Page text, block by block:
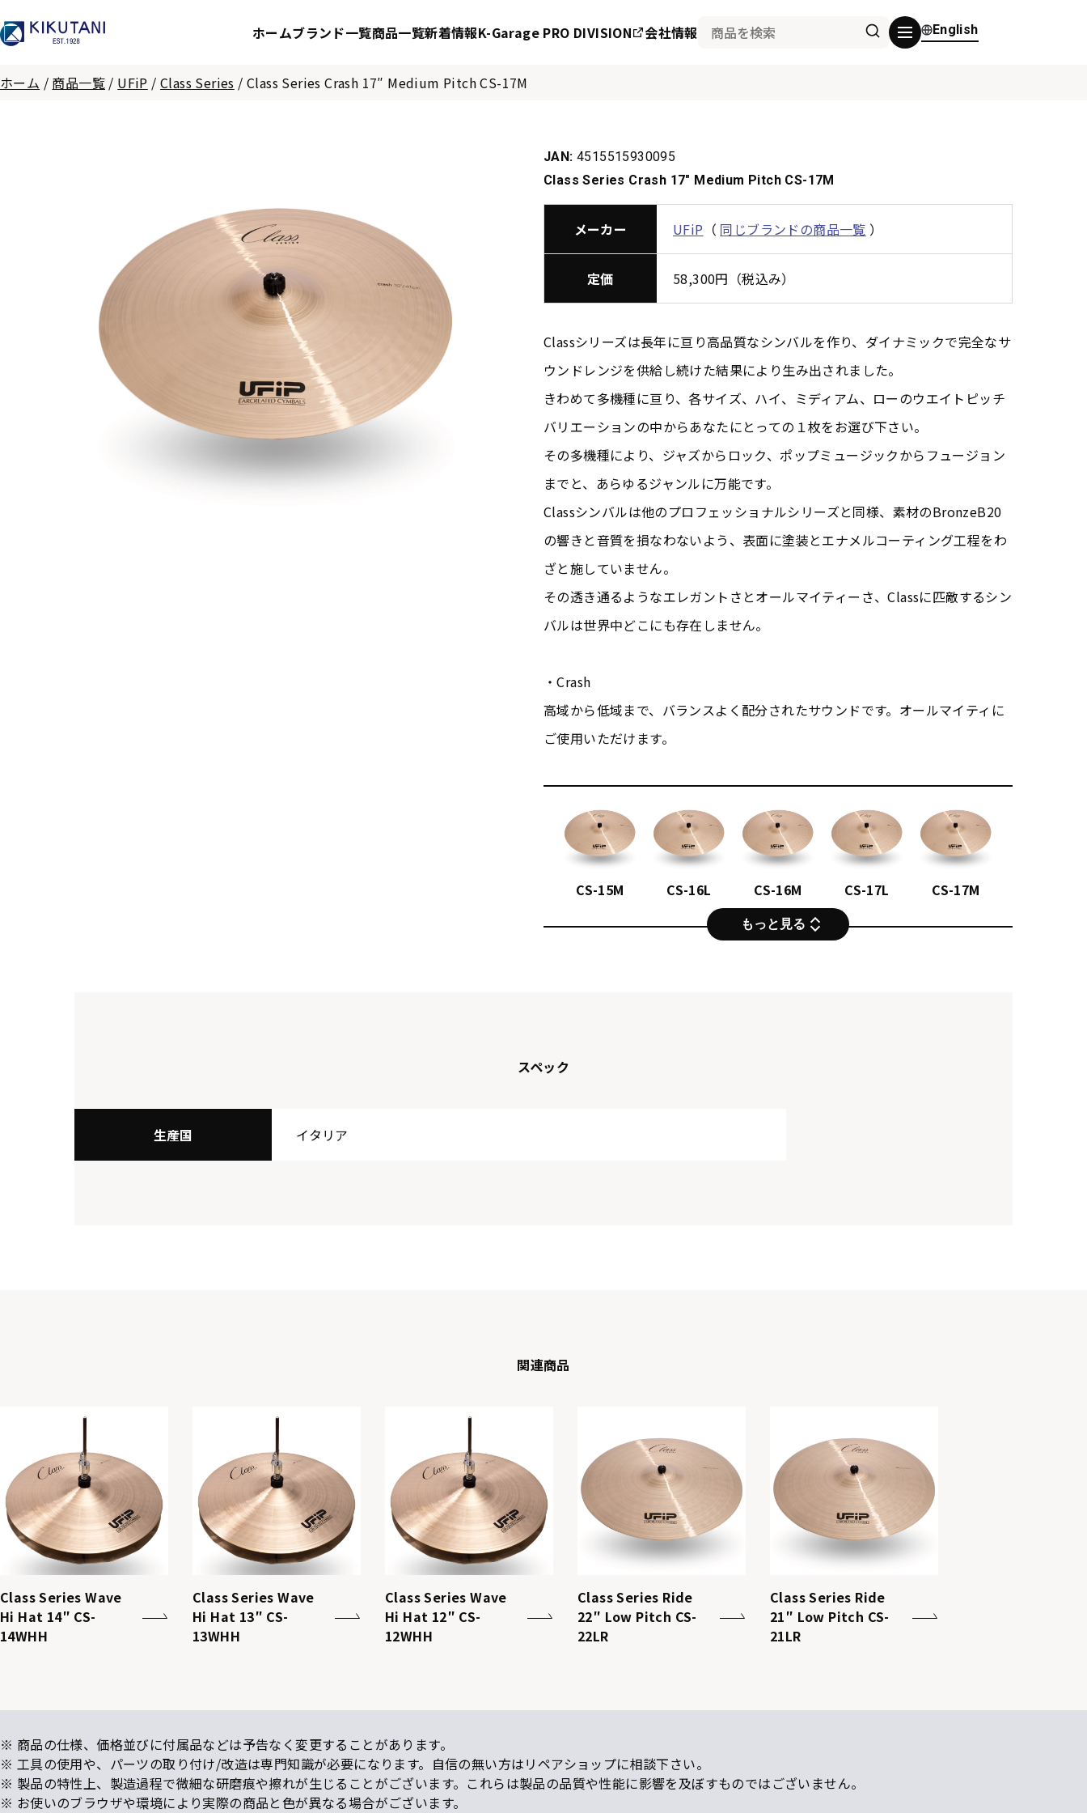
ホームブランド一覧商品一覧新着情報K-Garage PRO DIVISION 会社情報 English
ホーム / 商品一覧 / UFiP /Class Series /Class Series Crash 17″ Medium Pitch CS-17M
JAN: 4515515930095
Class Series Crash 17″ Medium Pitch CS-17M
メーカー UFiP （ 同じブランドの商品一覧 ）
定価 58,300円（税込み）
Classシリーズは長年に亘り高品質なシンバルを作り、ダイナミックで完全なサ
ウンドレンジを供給し続けた結果により生み出されました。
きわめて多機種に亘り、各サイズ、ハイ、ミディアム、ローのウエイトピッチ
バリエーションの中からあなたにとっての１枚をお選び下さい。
その多機種により、ジャズからロック、ポップミュージックからフュージョン
までと、あらゆるジャンルに万能です。
Classシンバルは他のプロフェッショナルシリーズと同様、素材のBronzeB20
の響きと音質を損なわないよう、表面に塗装とエナメルコーティング工程をわ
ざと施していません。
その透き通るようなエレガントさとオールマイティーさ、Classに匹敵するシン
バルは世界中どこにも存在しません。
・Crash
高域から低域まで、バランスよく配分されたサウンドです。オールマイティに
ご使用いただけます。
もっと見る
CS-15M CS-16L CS-16M CS-17L CS-17M
スペック
生産国 イタリア
関連商品
Class Series Wave
Hi Hat 14″ CS-
14WHH
Class Series Wave
Hi Hat 13″ CS-
13WHH
Class Series Wave
Hi Hat 12″ CS-
12WHH
Class Series Ride
22″ Low Pitch CS-
22LR
Class Series Ride
21″ Low Pitch CS-
21LR
※ 商品の仕様、価格並びに付属品などは予告なく変更することがあります。
※ 工具の使用や、パーツの取り付け/改造は専門知識が必要になります。自信の無い方はリペアショップに相談下さい。
※ 製品の特性上、製造過程で微細な研磨痕や擦れが生じることがございます。これらは製品の品質や性能に影響を及ぼすものではございません。
※ お使いのブラウザや環境により実際の商品と色が異なる場合がございます。